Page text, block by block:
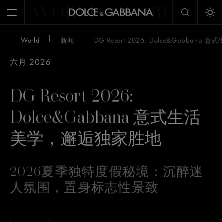
Open MenuWORLD WORLD
World 新闻 DG Resort 2026: Dolce&Gabbana 意式
六月 2026
DG Resort 2026:
Dolce&Gabbana 意式生活
美学，邂逅独家胜地
2026夏季独特度假秘境：沉醉迷
人氛围，置身标志性景致